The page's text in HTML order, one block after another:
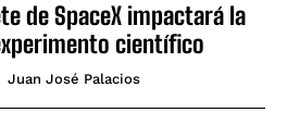
de SpaceX impactará la
científico
Juan José Palacios